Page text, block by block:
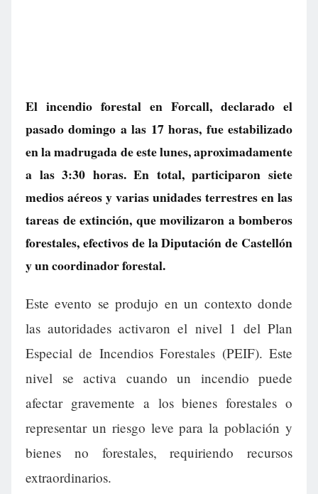
El incendio forestal en Forcall, declarado el
pasado domingo a las 17 horas, fue estabilizado
en la madrugada de este lunes, aproximadamente
a las 3:30 horas. En total, participaron siete
medios aéreos y varias unidades terrestres en las
tareas de extinción, que movilizaron a bomberos
forestales, efectivos de la Diputación de Castellón
y un coordinador forestal.
Este evento se produjo en un contexto donde
las autoridades activaron el nivel 1 del Plan
Especial de Incendios Forestales (PEIF). Este
nivel se activa cuando un incendio puede
afectar gravemente a los bienes forestales o
representar un riesgo leve para la población y
bienes no forestales, requiriendo recursos
extraordinarios.